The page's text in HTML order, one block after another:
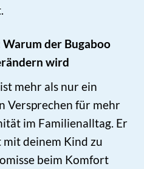
der Bugaboo
wird
mehr als nur ein
Versprechen für mehr
im Familienalltag. Er
deinem Kind zu
beim Komfort